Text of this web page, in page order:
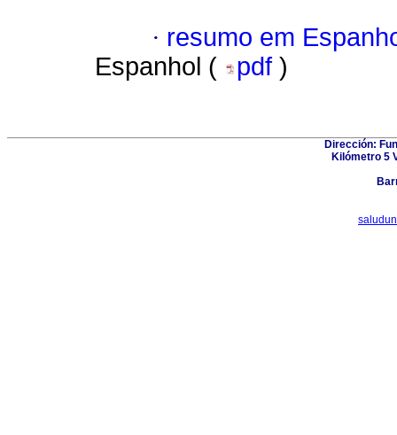
· resumo em
Espanhol (
pdf )
Dirección:
Kilómetro 5